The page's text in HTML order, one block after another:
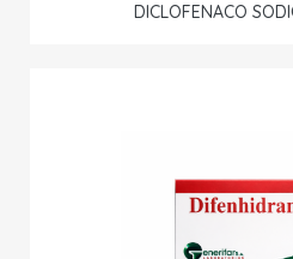
DICLOFENACO